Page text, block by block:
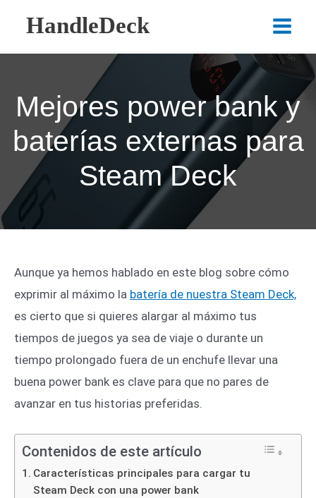
contenido
HandleDeck
Main
Menu
Mejores power bank y
baterías externas para
Steam Deck
Aunque ya hemos hablado en este blog sobre cómo
exprimir al máximo la batería de nuestra Steam Deck,
es cierto que si quieres alargar al máximo tus
tiempos de juegos ya sea de viaje o durante un
tiempo prolongado fuera de un enchufe llevar una
buena power bank es clave para que no pares de
avanzar en tus historias preferidas.
Contenidos de este artículo
Características principales para cargar tu
Steam Deck con una power bank